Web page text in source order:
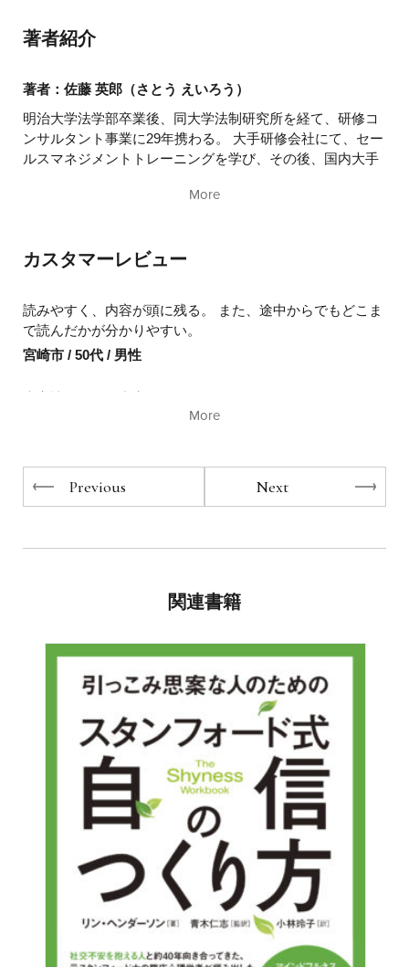
呼ばれる、能力開発の研修をする際の講師をしています。
たくさんの会社で研修や講演を実施し、多くの人とお会い
「自分のことをうまく伝えられていない人」「人に好かれ
るように伝えられない人」
があまりに多いと感じました。よいアイデアを持っていた
り、素晴らしい部下を持っているのに、コミュニケーショ
ンが下手なために活かせていないのです。
ちょっと考え方を変えたり、コツをつかむだけで、相手の
ができるようになります。
流暢に話せなくても、心がけ次第で「伝わる話し方」がで
私も、研修講師を始めた頃に、どもりに苦しんだことがあ
しかし、そんな私も今では毎日のように人の前で話をして
います。考え方、話し方を変えて乗り切ったのです。
です。もっとうまく、自信を持って話せたら、人との関係
本書では、１対１のコミュニケーションを中心に、大勢の
ビジネスの場面を中心に書いていますが、それ以外でも同
じように使ってみてください。必ず効果があるはずです。
本文【はじめに】より抜粋
著者紹介
著者：佐藤 英郎（さとう えいろう）
明治大学法学部卒業後、同大学法制研究所を経て、研修コ
ンサルタント事業に29年携わる。 大手研修会社にて、セー
ルスマネジメントトレーニングを学び、その後、国内大手
締役として、パーソナルディベロップメントプログラム開
VUITTON、電通、キリンビール、ネスレグループをはじめ
チング、DiSC理論、選択理論などを組み合わせたその卓越
した指導内容は多くの企業から信頼を得ており、トレーナ
ーとして27年間で延べ約14万人の経営者・管理職・営業職
イトルである、国際コーチ連盟「マスター認定コーチ」の
チーブメント株式会社取締役に就任。2005年4月主席トレ
人』（アチーブメント出版）、 『部下の能力を100％引き
きつける 上司の会話術』（アーク出版）、 『“伸びる人ほ
ど、よく気づく” 気づく人気づかぬ人』（学研）計8冊を出
http://www.achievement.co.jp/blog/
講師依頼はこちらから：
https://www.koushihaken.jp/trainer/profile/2
More
カスタマーレビュー
読みやすく、内容が頭に残る。 また、途中からでもどこま
で読んだかが分かりやすい。
宮崎市 / 50代 / 男性
くり返し読んでいきたいと思います。
大変わかりやすく参考になる『点が多く、明日から活動に
活用できます。
かれていてよかったです。
言葉やボディランゲージにより、相手に与える印象が良く
も悪くもなるのですね。本書に書かれた良い表現を実行し
て行きます。
白山市 / 30代 / 男性
セミナー会場で話して頂いたことが載っていたので、とて
もわかりやすく、おもしろかったです。すぐに実践できる
ことばかりでした。
唐津市 / 40代 / 女性
具体的であり、何度も読んで自分のものに一つずつ実践し
成果をあげる。
京都市 / 50代 / 男性
何度も熟読し、自分のモノにして、今後の営業活動は元よ
More
Previous Next
関連書籍